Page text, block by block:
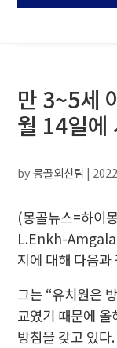
만 3~5세
월 14일에
by몽골외신팀 |
(몽골뉴스=하이
L.Enkh-
지에 대해 다음
그는 “유치원은
교였기 때문에
방침을 갖고 있다.